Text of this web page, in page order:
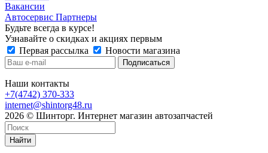
Вакансии
Автосервис Партнеры
Будьте всегда в курсе!
Узнавайте о скидках и акциях первым
Первая рассылка
Новости магазина
Наши контакты
+7(4742) 370-333
internet@shintorg48.ru
2026 © Шинторг. Интернет магазин автозапчастей
Найти